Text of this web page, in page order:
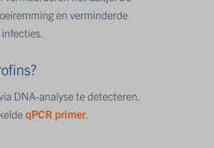
en verminderde
DNA-analyse te detecteren.
qPCR primer.